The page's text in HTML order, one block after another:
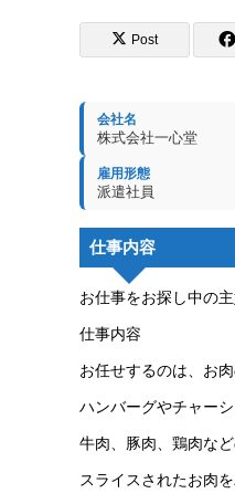
Post
会社名
株式会社一心堂
雇用形態
派遣社員
仕事内容
お仕事をお探し中の
仕事内容
お任せするのは、お
ハンバーグやチャー
牛肉、豚肉、鶏肉な
スライスされたお肉